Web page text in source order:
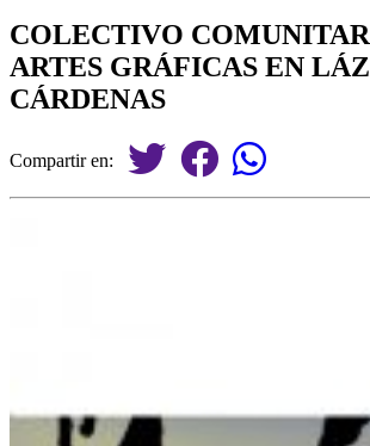
COLECTIVO
ARTES GRÁFICAS EN
CÁRDENAS
Compartir en: